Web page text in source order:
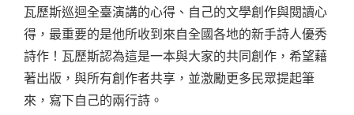
瓦歷斯巡迴全臺演講的心得、自己的文學創作與閱讀心
得，最重要的是他所收到來自全國各地的新手詩人優秀
詩作！瓦歷斯認為這是一本與大家的共同創作，希望藉
著出版，與所有創作者共享，並激勵更多民眾提起筆
來，寫下自己的兩行詩。